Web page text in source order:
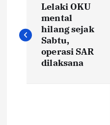
o
s
Lelaki OKU
mental
hilang sejak
Sabtu,
operasi SAR
dilaksana